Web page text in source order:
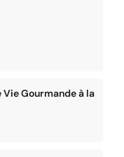
Vie Gourmande à la